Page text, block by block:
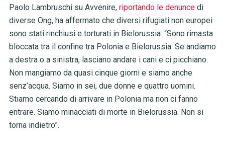
Paolo Lambruschi su Avvenire, riportando le denuncedi
diverse Ong, ha affermato che diversi rifugiati non europei
sono stati rinchiusi e torturati in Bielorussia: “Sono rimasta
bloccata tra il confine tra Polonia e Bielorussia. Se andiamo
a destra o a sinistra, lasciano andare i cani e ci picchiano.
Non mangiamo da quasi cinque giorni e siamo anche
senz’acqua. Siamo in sei, due donne e quattro uomini.
Stiamo cercando di arrivare in Polonia ma non ci fanno
entrare. Siamo minacciati di morte in Bielorussia. Non si
torna indietro”.